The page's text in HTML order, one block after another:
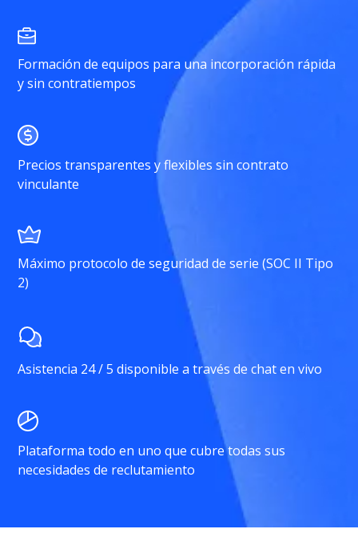
Formación de equipos para una incorporación rápida
y sin contratiempos
Precios transparentes y flexibles sin contrato
vinculante
Máximo protocolo de seguridad de serie (SOC II Tipo
2)
Asistencia 24 / 5 disponible a través de chat en vivo
Plataforma todo en uno que cubre todas sus
necesidades de reclutamiento